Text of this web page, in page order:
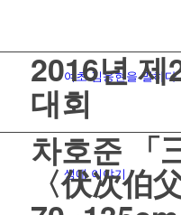
여초 김응현을 말하다
생애 이야기
2016년 제
대회
차호준 「
〈伏次伯